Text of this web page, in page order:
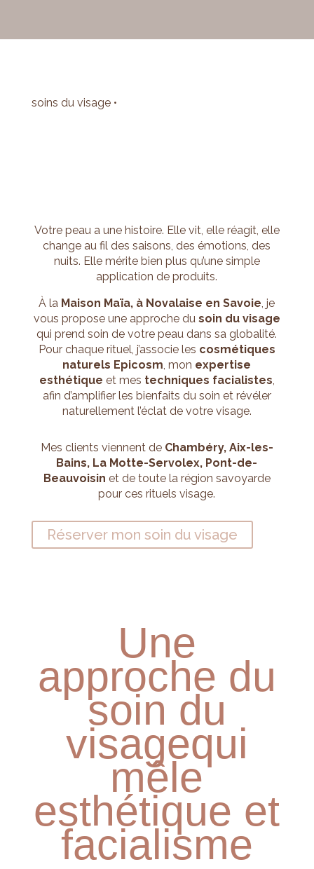
soins du visage •
Votre peau a une histoire. Elle vit, elle réagit, elle
change au fil des saisons, des émotions, des
nuits. Elle mérite bien plus qu’une simple
application de produits.
À la Maison Maïa, à Novalaise en Savoie, je
vous propose une approche du soin du visage
qui prend soin de votre peau dans sa globalité.
Pour chaque rituel, j’associe les cosmétiques
naturels Epicosm, mon expertise
esthétique et mes techniques facialistes,
afin d’amplifier les bienfaits du soin et révéler
naturellement l’éclat de votre visage.
Mes clients viennent de Chambéry, Aix-les-
Bains, La Motte-Servolex, Pont-de-
Beauvoisin et de toute la région savoyarde
pour ces rituels visage.
Réserver mon soin du visage
Une
approche du
soin du
visagequi
mêle
esthétique et
facialisme